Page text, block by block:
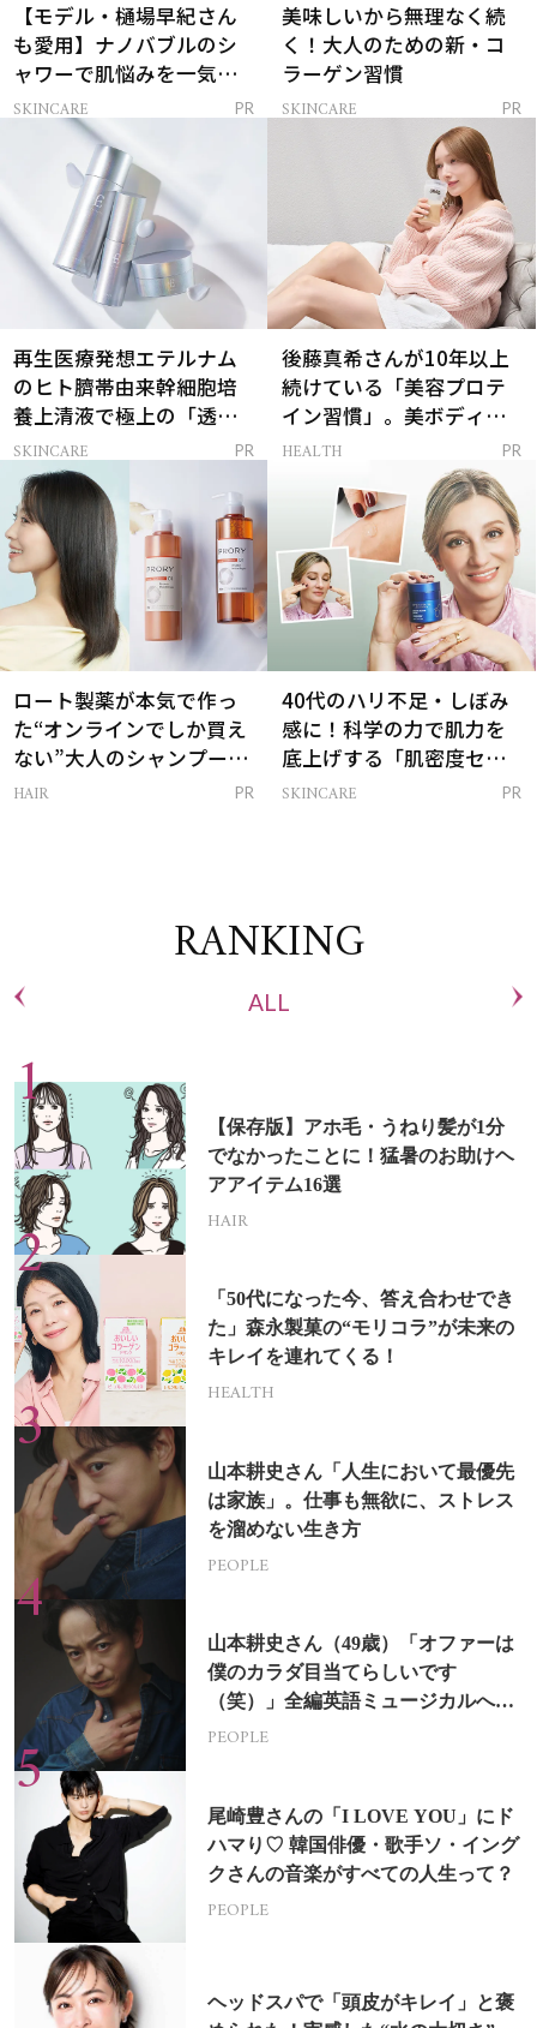
【モデル・樋場早紀さん
も愛用】ナノバブルのシ
ャワーで肌悩みを一気に
解決
SKINCARE PR
美味しいから無理なく続
く！大人のための新・コ
ラーゲン習慣
SKINCARE PR
再生医療発想エテルナム
のヒト臍帯由来幹細胞培
養上清液で極上の「透明
感ハリ肌」へ
SKINCARE PR
後藤真希さんが10年以上
続けている「美容プロテ
イン習慣」。美ボディを
支える朝ルーティンと
HEALTH PR
ロート製薬が本気で作っ
た“オンラインでしか買え
ない”大人のシャンプー＆
トリートメントって？
HAIR PR
40代のハリ不足・しぼみ
感に！科学の力で肌力を
底上げする「肌密度セラ
ム」
SKINCARE PR
RANKING
ALL
【保存版】アホ毛・うねり髪が1分
でなかったことに！猛暑のお助けヘ
アアイテム16選
HAIR
「50代になった今、答え合わせでき
た」森永製菓の“モリコラ”が未来の
キレイを連れてくる！
HEALTH
山本耕史さん「人生において最優先
は家族」。仕事も無欲に、ストレス
を溜めない生き方
PEOPLE
山本耕史さん（49歳）「オファーは
僕のカラダ目当てらしいです
（笑）」全編英語ミュージカルへの
挑戦
PEOPLE
尾崎豊さんの「I LOVE YOU」にド
ハマり♡ 韓国俳優・歌手ソ・イング
クさんの音楽がすべての人生って？
PEOPLE
ヘッドスパで「頭皮がキレイ」と褒